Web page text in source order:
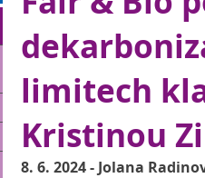
limitech
Kristinou
8. 6. 2024 - Jolana